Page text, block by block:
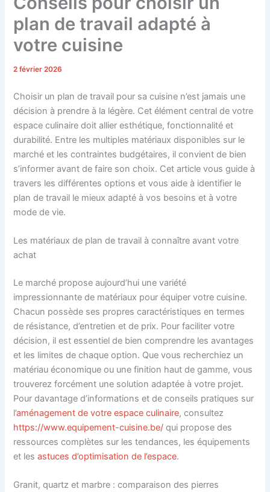
plan de travail adapté à
votre cuisine
2 février 2026
Choisir un plan de travail pour sa cuisine n’est jamais une
décision à prendre à la légère. Cet élément central de votre
espace culinaire doit allier esthétique, fonctionnalité et
durabilité. Entre les multiples matériaux disponibles sur le
marché et les contraintes budgétaires, il convient de bien
s’informer avant de faire son choix. Cet article vous guide à
travers les différentes options et vous aide à identifier le
plan de travail le mieux adapté à vos besoins et à votre
mode de vie.
Les matériaux de plan de travail à connaître avant votre
achat
Le marché propose aujourd’hui une variété
impressionnante de matériaux pour équiper votre cuisine.
Chacun possède ses propres caractéristiques en termes
de résistance, d’entretien et de prix. Pour faciliter votre
décision, il est essentiel de bien comprendre les avantages
et les limites de chaque option. Que vous recherchiez un
matériau économique ou une finition haut de gamme, vous
trouverez forcément une solution adaptée à votre projet.
Pour davantage d’informations et de conseils pratiques sur
l’aménagement de votre espace culinaire, consultez
https://www.equipement-cuisine.be/ qui propose des
ressources complètes sur les tendances, les équipements
et lesastuces d’optimisation de l’espace.
Granit, quartz et marbre : comparaison des pierres